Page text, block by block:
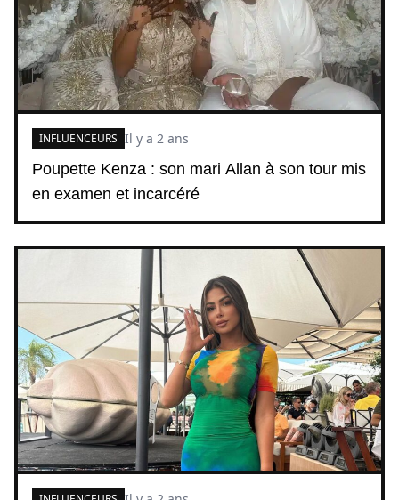
Poupette Kenza : son mari Allan à son tour mis
en examen et incarcéré
INFLUENCEURS Il y a 2 ans